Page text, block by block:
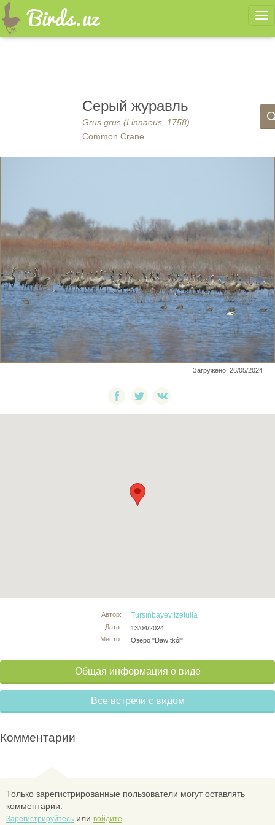
Серый журавль
Grus grus (Linnaeus, 1758)
Common Crane
Загружено: 26/05/2024
Автор:
Дата:
Место:
Tursınbayev Izetulla
13/04/2024
Озеро "Dawıtkól"
Общая информация о виде
Все встречи с видом
Комментарии
Только зарегистрированные пользователи могут оставлять
комментарии.
Зарегистрируйтесь или войдите